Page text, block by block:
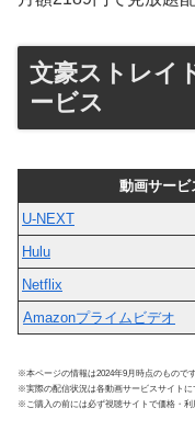
文豪ストレイ
ービス
動画サービ
U-NEXT
Hulu
Netflix
Amazonプライムビデオ
※本ページの情報は2024年9月時点のものです
※実際の配信状況は各動画サービスサイトに
※ご購入の前には必ず視聴サイトで価格・利